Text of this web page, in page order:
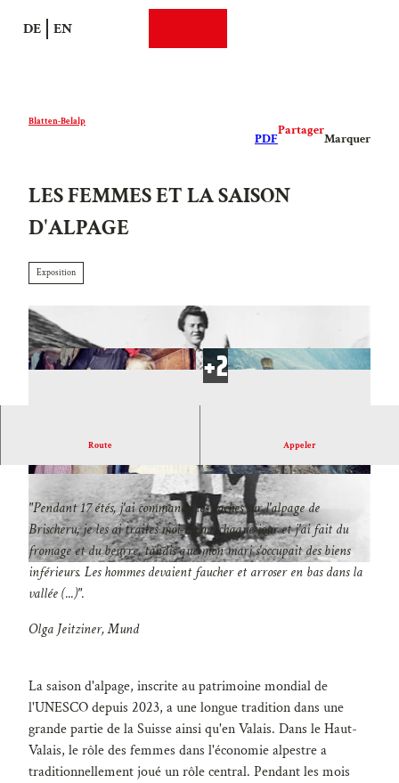
DE EN
Blatten-Belalp
PDF
Partager
Marquer
LES FEMMES ET LA SAISON
D'ALPAGE
Exposition
B
i
d
.
j
g
i
l
d
2
.
p
B
i
l
d
5
Route Appeler
"Pendant 17 étés, j'ai commandé les vaches sur l'alpage de
Brischeru, je les ai traites moi-même chaque jour et j'ai fait du
fromage et du beurre, tandis que mon mari s'occupait des biens
inférieurs. Les hommes devaient faucher et arroser en bas dans la
vallée (...)".
Olga Jeitziner, Mund
La saison d'alpage, inscrite au patrimoine mondial de
l'UNESCO depuis 2023, a une longue tradition dans une
grande partie de la Suisse ainsi qu'en Valais. Dans le Haut-
Valais, le rôle des femmes dans l'économie alpestre a
traditionnellement joué un rôle central. Pendant les mois